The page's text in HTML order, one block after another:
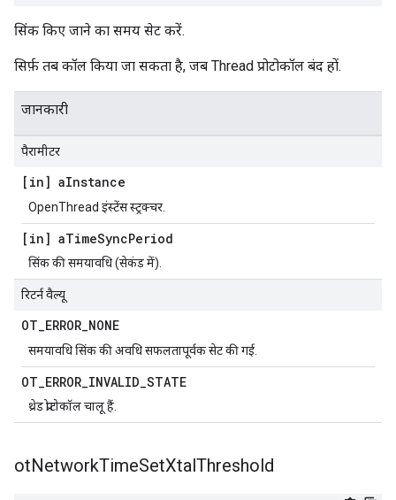
सिंक किए जाने का समय सेट करें.
सिर्फ़ तब कॉल किया जा सकता है, जब Thread प्रोटोकॉल बंद हों.
जानकारी
पैरामीटर
[in] aInstance
OpenThread इंस्टेंस स्ट्रक्चर.
[in] aTimeSyncPeriod
सिंक की समयावधि (सेकंड में).
रिटर्न वैल्यू
OT_ERROR_NONE
समयावधि सिंक की अवधि सफलतापूर्वक सेट की गई.
OT_ERROR_INVALID_STATE
थ्रेड प्रोटोकॉल चालू हैं.
otNetworkTimeSetXtalThreshold